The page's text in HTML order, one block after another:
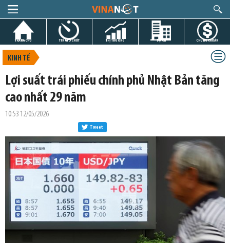
TRANG CHỦ TIN GIỜ CHÓT THỊ TRƯỜNG DỰ ÁN CHỨNG KHOÁN
KINH TẾ
Lợi suất trái phiếu chính phủ Nhật Bản tăng
cao nhất 29 năm
10:53 12/05/2026
Tweet